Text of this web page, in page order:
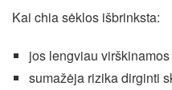
Kai chia sėklos išbrinksta:
jos lengviau virškinamos
sumažėja rizika dirginti